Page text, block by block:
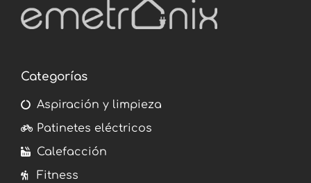
Categorías
Aspiración y limpieza
Patinetes eléctricos
Calefacción
Fitness